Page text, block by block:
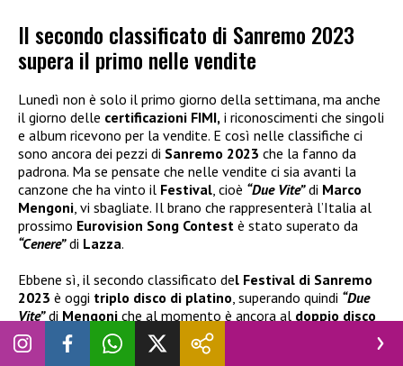
Il secondo classificato di Sanremo 2023
supera il primo nelle vendite
Lunedì non è solo il primo giorno della settimana, ma anche
il giorno delle certificazioni FIMI, i riconoscimenti che singoli
e album ricevono per la vendite. E così nelle classifiche ci
sono ancora dei pezzi di Sanremo 2023 che la fanno da
padrona. Ma se pensate che nelle vendite ci sia avanti la
canzone che ha vinto il Festival , cioè “Due Vite”di Marco
Mengoni , vi sbagliate. Il brano che rappresenterà l’Italia al
prossimo Eurovision Song Contest è stato superato da
“Cenere”di Lazza.
Ebbene sì, il secondo classificato del Festival di Sanremo
2023 è oggi triplo disco di platino , superando quindi “Due
Vite”di Mengoni che al momento è ancora al doppio disco
di platino
. Il cantante di Ronciglione ha comunque un
triplo
disco di platinocon la canzone
, in cui duetta con